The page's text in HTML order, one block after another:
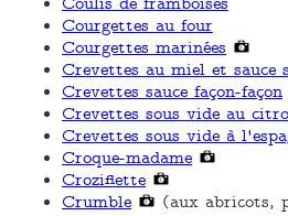
Coulis de framboises
Courgettes au four
Courgettes marinées
Crevettes au miel et sauce
Crevettes sauce façon-façon
Crevettes sous vide au
Crevettes sous vide à
Croque-madame
Croziflette
Crumble
(aux abricots,